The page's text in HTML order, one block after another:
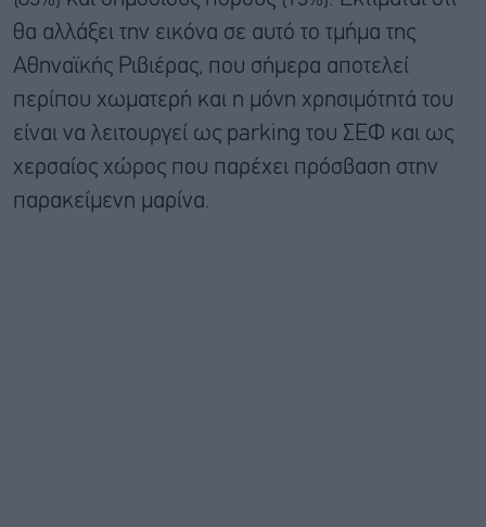
θα αλλάξει την εικόνα σε αυτό το τμήμα της
Αθηναϊκής Ριβιέρας, που σήμερα αποτελεί
περίπου χωματερή και η μόνη χρησιμότητά του
είναι να λειτουργεί ως parking του ΣΕΦ και ως
χερσαίος χώρος που παρέχει πρόσβαση στην
παρακείμενη μαρίνα.